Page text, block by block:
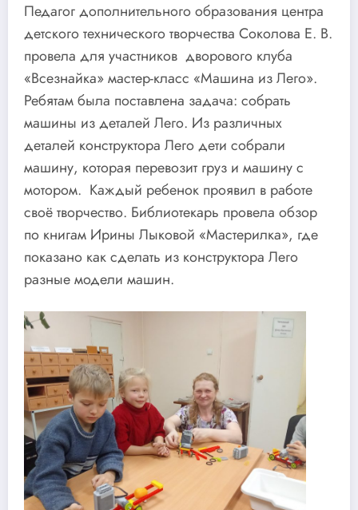
Педагог дополнительного образования центра
детского технического творчества Соколова Е. В.
провела для участников дворового клуба
«Всезнайка» мастер-класс «Машина из Лего».
Ребятам была поставлена задача: собрать
машины из деталей Лего. Из различных
деталей конструктора Лего дети собрали
машину, которая перевозит груз и машину с
мотором. Каждый ребенок проявил в работе
своё творчество. Библиотекарь провела обзор
по книгам Ирины Лыковой «Мастерилка», где
показано как сделать из конструктора Лего
разные модели машин.